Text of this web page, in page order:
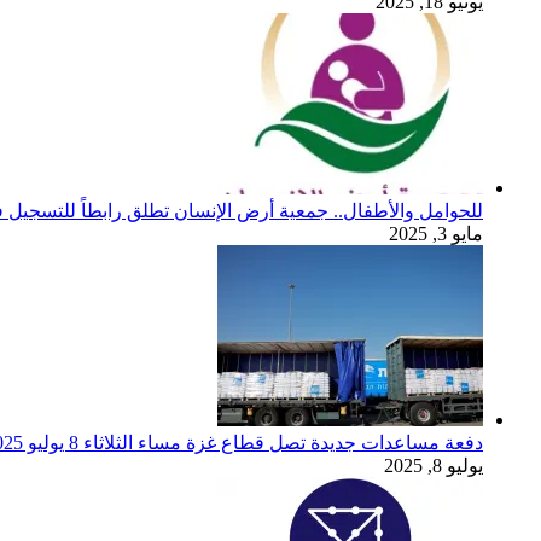
للحوامل والأطفال.. جمعية أرض الإنسان تطلق رابطاً للتسجيل
مايو 3, 2025
دفعة مساعدات جديدة تصل قطاع غزة مساء الثلاثاء 8 يوليو 2025
يوليو 8, 2025